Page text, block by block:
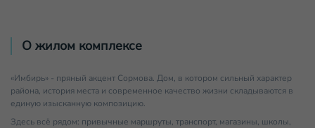
О жилом комплексе
«Имбирь» - пряный акцент Сормова. Дом, в котором сильный характер
района, история места и современное качество жизни складываются в
единую изысканную композицию.
Здесь всё рядом: привычные маршруты, транспорт, магазины, школы,